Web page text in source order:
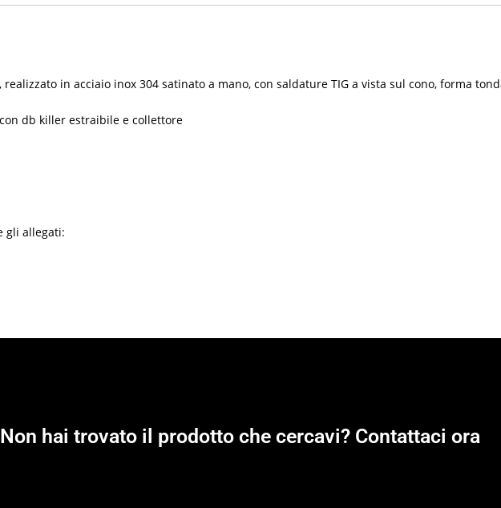
in acciaio inox 304 satinato a mano, con saldature TIG a vista sul cono, forma
db killer estraibile e collettore
gli allegati:
Non hai trovato il prodotto che cercavi? Contattaci ora